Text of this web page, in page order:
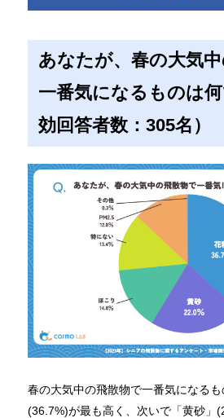
あなたが、春の大気
一番気になるものは
効回答者数：305名）
春の大気中の飛散物で一番気になるも
(36.7%)が最も高く、次いで「黄砂」